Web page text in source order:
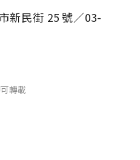
新民街 25 號／03-
轉載